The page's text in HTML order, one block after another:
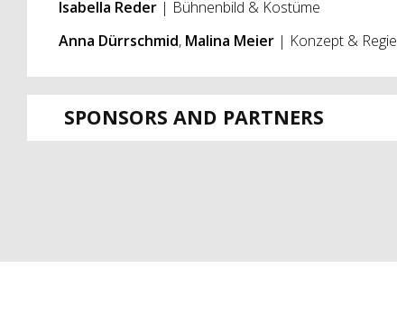
Isabella Reder| Bühnenbild & Kostüme
Anna Dürrschmid,Malina Meier | Konzept & Regie
SPONSORS AND PARTNERS